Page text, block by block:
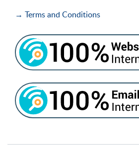
→ Terms and Conditions